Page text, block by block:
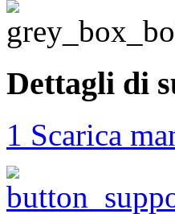
Dettagli di
1 Scarica